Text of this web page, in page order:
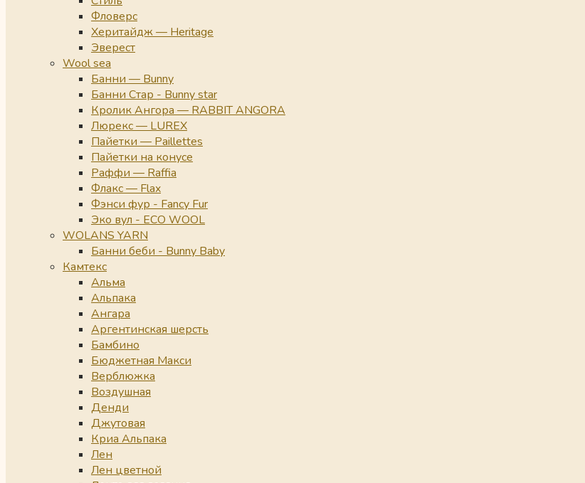
Фловерс
Херитайдж — Heritage
Эверест
Wool sea
Банни — Bunny
Банни Стар - Bunny star
Кролик Ангора — RABBIT ANGORA
Люрекс — LUREX
Пайетки — Paillettes
Пайетки на конусе
Раффи — Raffia
Флакс — Flax
Фэнси фур - Fancy Fur
Эко вул - ECO WOOL
WOLANS YARN
Банни беби - Bunny Baby
Камтекс
Альма
Альпака
Ангара
Аргентинская шерсть
Бамбино
Бюджетная Макси
Верблюжка
Воздушная
Денди
Джутовая
Криа Альпака
Лен
Лен цветной